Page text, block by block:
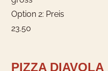
Option 2: Preis
23.50
PIZZA DIAVOLA